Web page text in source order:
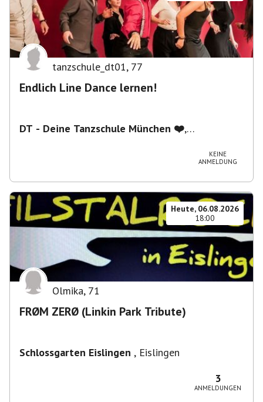
tanzschule_dt01, 77
Endlich Line Dance lernen!
DT - Deine Tanzschule München ❤️,
KEINE
ANMELDUNG
Heute, 06.08.2026
18:00
Olmika, 71
FRØM ZERØ (Linkin Park Tribute)
Schlossgarten Eislingen , Eislingen
3
ANMELDUNGEN